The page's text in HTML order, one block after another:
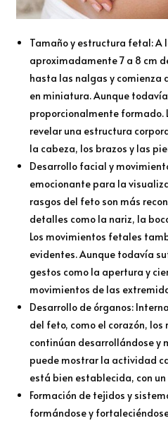
Tamaño y estructura fetal: A
aproximadamente 7 a 8 cm
hasta las nalgas y comienza
en miniatura. Aunque
proporcionalmente formado.
revelar una estructura
la cabeza, los brazos y las
Desarrollo facial y
emocionante para la
rasgos del feto son más
detalles como la nariz, la
Los movimientos fetales
evidentes. Aunque todavía
gestos como la apertura y
movimientos de las
Desarrollo de órganos:
del feto, como el corazón, los
continúan desarrollándose y
puede mostrar la actividad
está bien establecida, con
Formación de tejidos y
formándose y